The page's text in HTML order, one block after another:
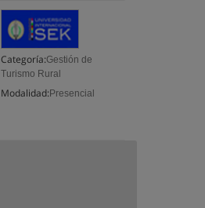
Categoría:Gestión de
Turismo Rural
Modalidad: Presencial